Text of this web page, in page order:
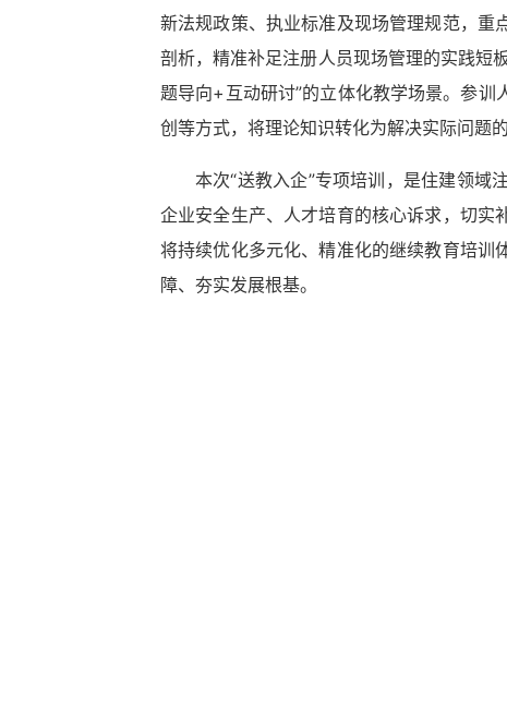
新法规政策、执业标准及现场管理规范，重
剖析，精准补足注册人员现场管理的实践短
题导向+互动研讨”的立体化教学场景。参
创等方式，将理论知识转化为解决实际问题
本次“送教入企”专项培训，是住建领域
企业安全生产、人才培育的核心诉求，切实
将持续优化多元化、精准化的继续教育培训
障、夯实发展根基。